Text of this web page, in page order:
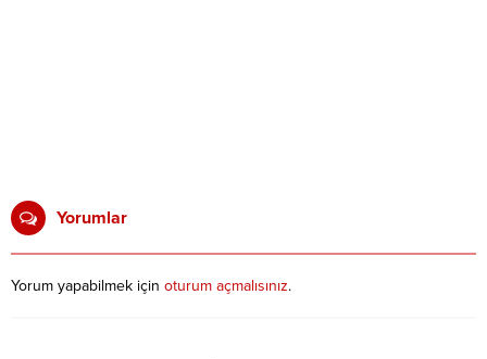
Yorumlar
Yorum yapabilmek için oturum açmalısınız.